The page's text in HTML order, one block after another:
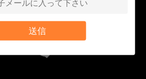
送信